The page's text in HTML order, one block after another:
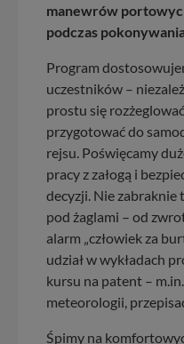
manewrów
podczas
Program
uczestników –
prostu się
przygotować do
rejsu. Poświęcamy
pracy z załogą i
decyzji. Nie
pod żaglami – od
alarm „człowiek za
udział w wykładach
kursu na patent –
meteorologii,
Śpimy na